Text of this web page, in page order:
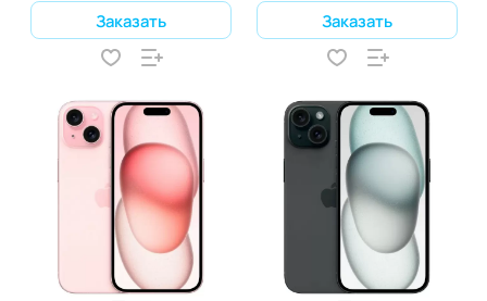
Заказать Заказать